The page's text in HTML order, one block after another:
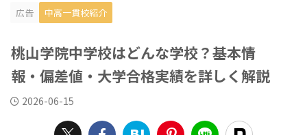
広告
中高一貫校紹介
桃山学院中学校はどんな学校？基本情
報・偏差値・大学合格実績を詳しく解説
2026-06-15